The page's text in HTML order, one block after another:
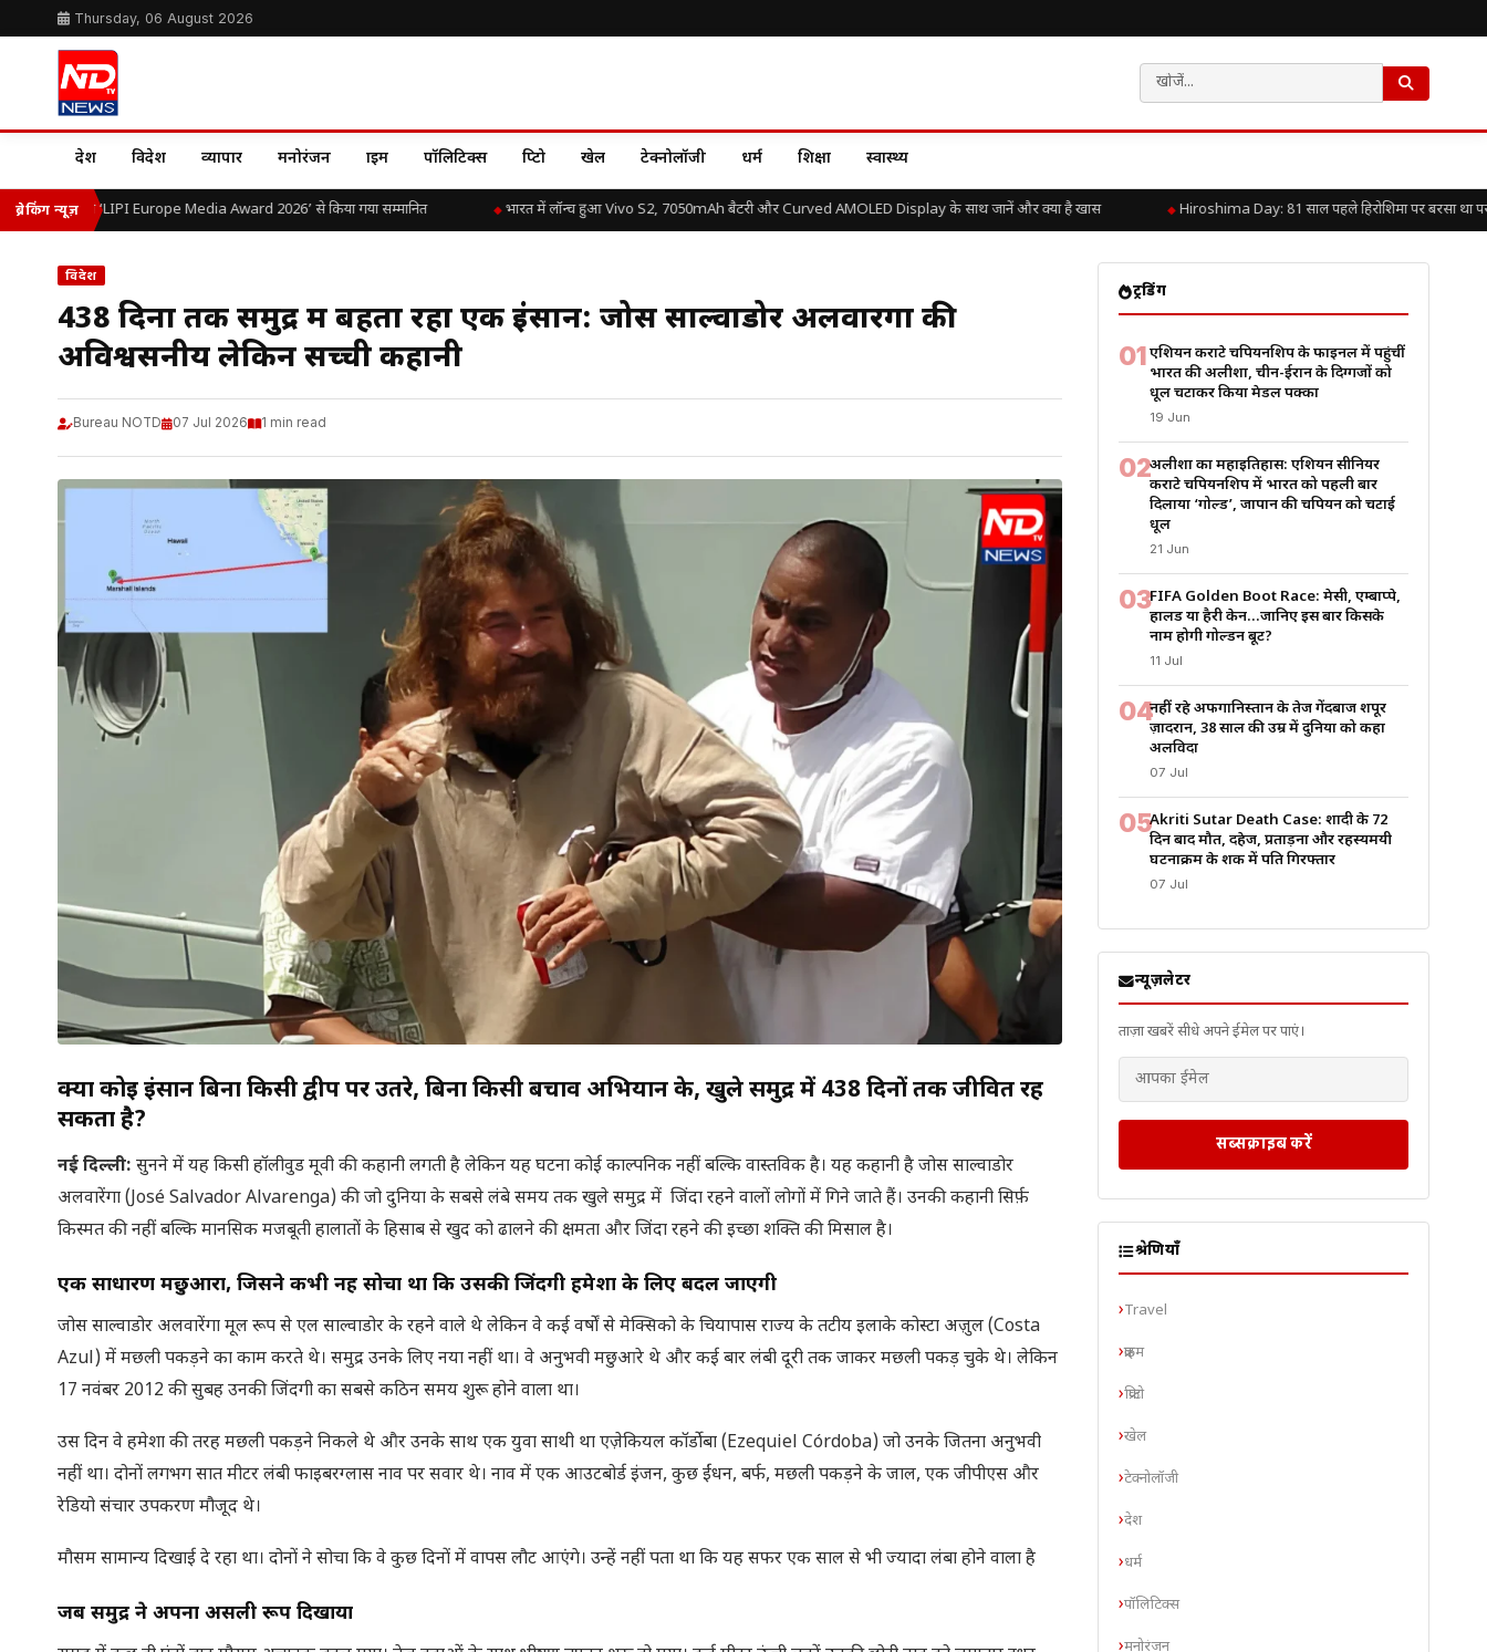
Thursday, 06 August 2026
देश विदेश व्यापार मनोरंजन क्राइम पॉलिटिक्स क्रिप्टो खेल टेक्नोलॉजी धर्म शिक्षा स्वास्थ्य
ब्रेकिंग न्यूज़
यादव को ‘LIPI Europe Media Award 2026’ से किया गया सम्मानित भारत में लॉन्च हुआ Vivo S2, 7050mAh बैटरी और Curved AMOLED Display के साथ जानें और क्या है खास Hiroshima Day: 81 साल पहले हिरोशिमा पर बरसा था
विदेश
438 दिनों तक समुद्र में बहता रहा एक इंसान: जोस साल्वाडोर अलवारेंगा की
अविश्वसनीय लेकिन सच्ची कहानी
Bureau NOTD 07 Jul 2026 1 min read
क्या कोई इंसान बिना किसी द्वीप पर उतरे, बिना किसी बचाव अभियान के, खुले समुद्र में 438 दिनों तक जीवित रह
सकता है?
नई दिल्ली: सुनने में यह किसी हॉलीवुड मूवी की कहानी लगती है लेकिन यह घटना कोई काल्पनिक नहीं बल्कि वास्तविक है। यह कहानी है जोस साल्वाडोर
अलवारेंगा (José Salvador Alvarenga) की जो दुनिया के सबसे लंबे समय तक खुले समुद्र में जिंदा रहने वालों लोगों में गिने जाते हैं। उनकी कहानी सिर्फ़
किस्मत की नहीं बल्कि मानसिक मजबूती हालातों के हिसाब से खुद को ढालने की क्षमता और जिंदा रहने की इच्छा शक्ति की मिसाल है।
एक साधारण मछुआरा, जिसने कभी नहीं सोचा था कि उसकी जिंदगी हमेशा के लिए बदल जाएगी
जोस साल्वाडोर अलवारेंगा मूल रूप से एल साल्वाडोर के रहने वाले थे लेकिन वे कई वर्षों से मेक्सिको के चियापास राज्य के तटीय इलाके कोस्टा अज़ुल (Costa
Azul) में मछली पकड़ने का काम करते थे। समुद्र उनके लिए नया नहीं था। वे अनुभवी मछुआरे थे और कई बार लंबी दूरी तक जाकर मछली पकड़ चुके थे। लेकिन
17 नवंबर 2012 की सुबह उनकी जिंदगी का सबसे कठिन समय शुरू होने वाला था।
उस दिन वे हमेशा की तरह मछली पकड़ने निकले थे और उनके साथ एक युवा साथी था एज़ेकियल कॉर्डोबा (Ezequiel Córdoba) जो उनके जितना अनुभवी
नहीं था। दोनों लगभग सात मीटर लंबी फाइबरग्लास नाव पर सवार थे। नाव में एक आउटबोर्ड इंजन, कुछ ईंधन, बर्फ, मछली पकड़ने के जाल, एक जीपीएस और
रेडियो संचार उपकरण मौजूद थे।
मौसम सामान्य दिखाई दे रहा था। दोनों ने सोचा कि वे कुछ दिनों में वापस लौट आएंगे। उन्हें नहीं पता था कि यह सफर एक साल से भी ज्यादा लंबा होने वाला है
जब समुद्र ने अपना असली रूप दिखाया
ट्रेंडिंग
01एशियन कराटे चैंपियनशिप के फाइनल में पहुंचीं
भारत की अलीशा, चीन-ईरान के दिग्गजों को
धूल चटाकर किया मेडल पक्का
19 Jun
02अलीशा का महाइतिहास: एशियन सीनियर
कराटे चैंपियनशिप में भारत को पहली बार
दिलाया ‘गोल्ड’, जापान की चैंपियन को चटाई
धूल
21 Jun
03FIFA Golden Boot Race: मेसी, एम्बाप्पे,
हालैंड या हैरी केन…जानिए इस बार किसके
नाम होगी गोल्डन बूट?
11 Jul
04नहीं रहे अफगानिस्तान के तेज गेंदबाज शपूर
ज़ादरान, 38 साल की उम्र में दुनिया को कहा
अलविदा
07 Jul
05Akriti Sutar Death Case: शादी के 72
दिन बाद मौत, दहेज, प्रताड़ना और रहस्यमयी
घटनाक्रम के शक में पति गिरफ्तार
07 Jul
न्यूज़लेटर
ताज़ा खबरें सीधे अपने ईमेल पर पाएं।
सब्सक्राइब करें
श्रेणियाँ
Travel
क्राइम
क्रिप्टो
खेल
टेक्नोलॉजी
देश
धर्म
पॉलिटिक्स
मनोरंजन